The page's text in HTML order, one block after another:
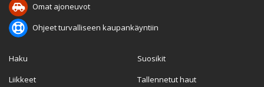
Omat ajoneuvot
Ohjeet turvalliseen kaupankäyntiin
Haku
Liikkeet
Suosikit
Tallennetut haut